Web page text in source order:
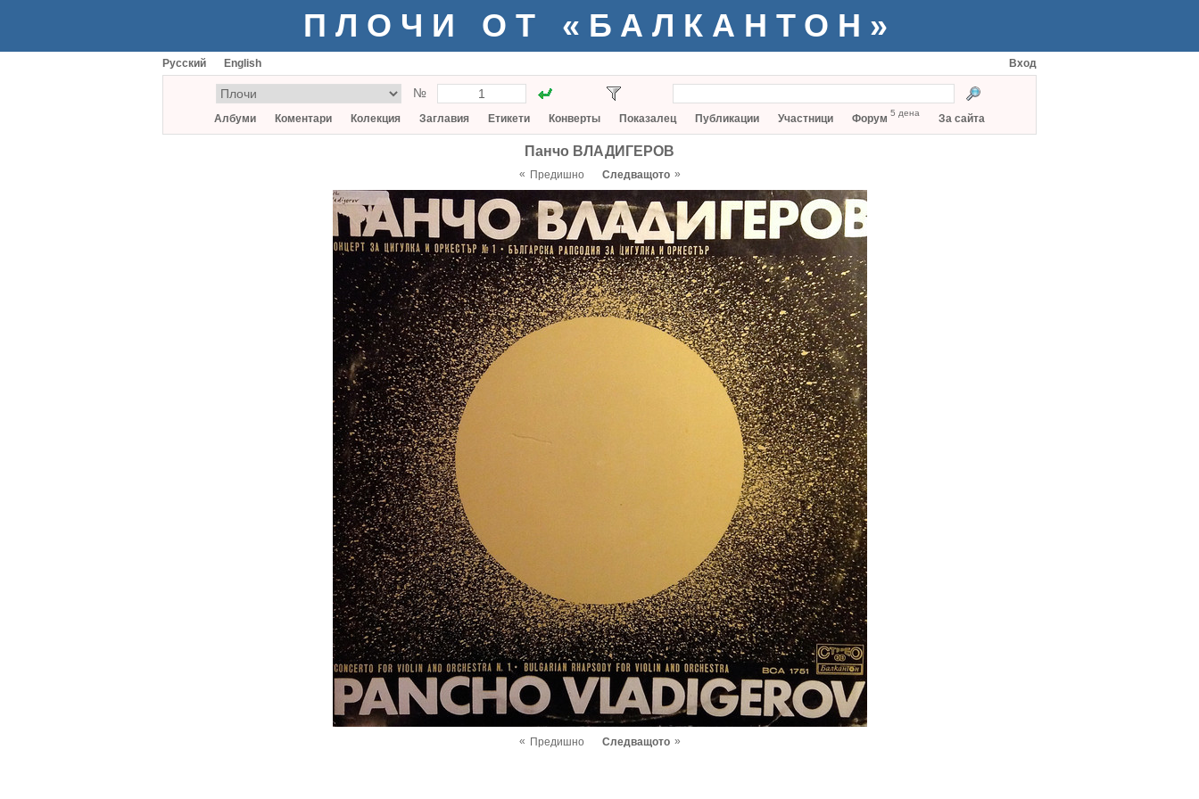
ПЛОЧИ ОТ «БАЛКАНТОН»
Русский English Вход
№
Албуми Коментари Колекция Заглавия Етикети Конверты Показалец Публикации Участници Форум 5 дена За сайта
Панчо ВЛАДИГЕРОВ
« Предишно Следващото »
« Предишно Следващото »